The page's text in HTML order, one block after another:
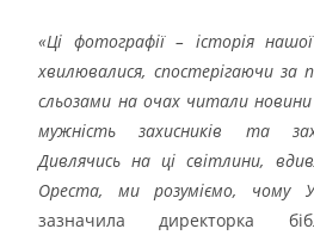
«Ці фотографії– історія
хвилювалися, спостерігаючи за
сльозами на очах читали новини
мужність захисників та
Дивлячись на ці світлини,
Ореста, ми розуміємо, чому
зазначила директорка